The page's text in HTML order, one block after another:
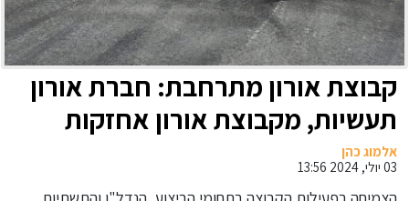
קבוצת אורון מתרחבת: חברת אורון
תעשיות, מקבוצת אורון אחזקות
והשקעות, משיקה מפעל בטון חדש
בבית שמש
אלמוג כהן
03 יולי, 2024 13:56